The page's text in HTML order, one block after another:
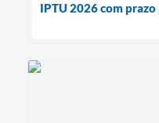
IPTU 2026 com